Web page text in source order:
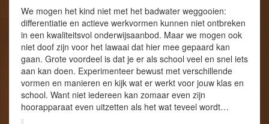
We mogen het kind niet met het badwater weggooien:
differentiatie en actieve werkvormen kunnen niet ontbreken
in een kwaliteitsvol onderwijsaanbod. Maar we mogen ook
niet doof zijn voor het lawaai dat hier mee gepaard kan
gaan. Grote voordeel is dat je er als school veel en snel iets
aan kan doen. Experimenteer bewust met verschillende
vormen en manieren en kijk wat er werkt voor jouw klas en
school. Want niet iedereen kan zomaar even zijn
hoorapparaat even uitzetten als het wat teveel wordt…